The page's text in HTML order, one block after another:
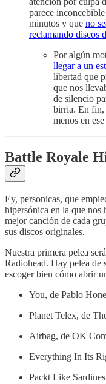
parece
minutos y que no
reclamando discos
Por algún
llegar a un
libertad que
que nos
de silencio
birria. En fin,
menos en
Battle Royale
Ey, personicas, que
hipersónica en la que nos
mejor canción de cada
sus discos originales.
Nuestra primera pelea
Radiohead. Hay pelea de
escoger bien cómo abrir
You, de Pablo
Planet Telex, de
Airbag, de OK
Everything In Its
Packt Like